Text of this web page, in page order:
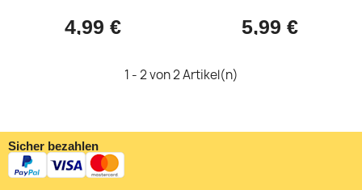
4,99 € 5,99 €
1 - 2 von 2 Artikel(n)
Sicher bezahlen